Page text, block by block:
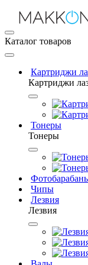
Каталог товаров
Картриджи
Картриджи
Тонеры
Тонеры
Чипы
Лезвия
Лезвия